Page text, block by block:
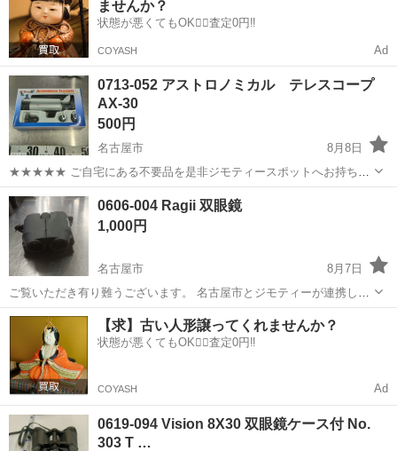
ませんか？
状態が悪くてもOK🙆‍♀️査定0円‼️
COYASH Ad
0713-052 アストロノミカル テレスコープ
AX-30
500円
名古屋市
8月8日
★★★★★ ご自宅にある不要品を是非ジモティースポットへお持ち込
みしませんか？ 家電、趣味・スポーツ・レジャー用品、こども用品、
衣料服飾品、生活雑貨、家具、本、CD・DVDなどが無料でまとめて持
ち込めます！ ※詳細はこ...
愛知 名古屋市 望遠鏡、顕微鏡 テレスコープ
0606-004 Ragii 双眼鏡
1,000円
名古屋市
8月7日
ご覧いただき有り難うございます。 名古屋市とジモティーが連携して
運営しています。 粗⼤ごみ等の減量を⽬的にまだ使えるものをリユー
スしています。 ★★★★★ ご自宅にある不要品を是非ジモティースポ
ットへお持...
愛知 名古屋市 望遠鏡、顕微鏡 リユース
【求】古い人形譲ってくれませんか？
状態が悪くてもOK🙆‍♀️査定0円‼️
COYASH Ad
0619-094 Vision 8X30 双眼鏡ケース付 No.
303 T …